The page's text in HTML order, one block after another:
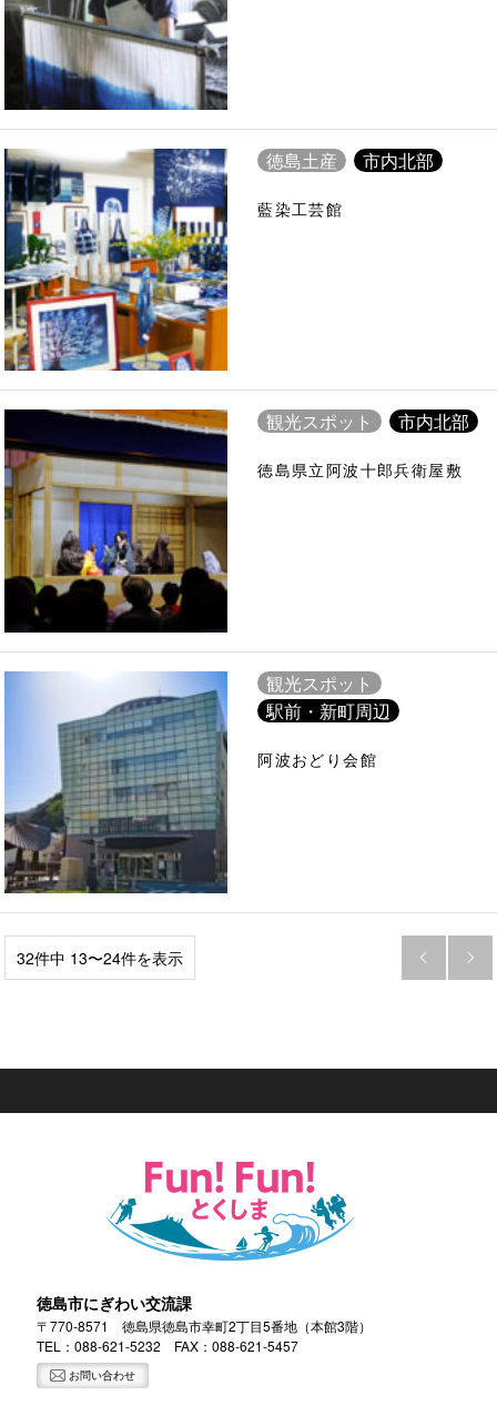
徳島土産 市内北部
藍染工芸館
観光スポット 市内北部
徳島県立阿波十郎兵衛屋敷
観光スポット
駅前・新町周辺
阿波おどり会館
32件中 13〜24件を表示  
徳島市にぎわい交流課
〒770-8571 徳島県徳島市幸町2丁目5番地（本館3階）
TEL：088-621-5232 FAX：088-621-5457
お問い合わせ